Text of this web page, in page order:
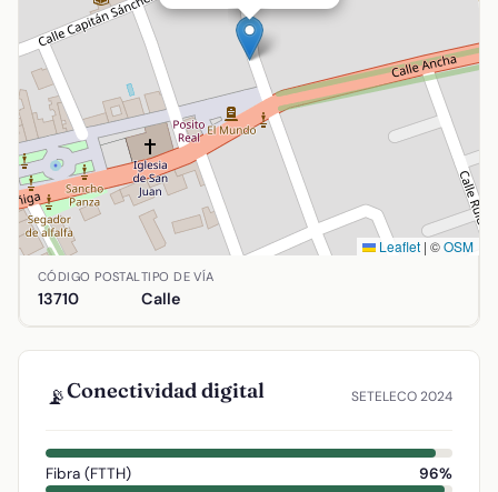
Leaflet | ©OSM
Ubicación de Julio Rico de Sanz en Argamasilla de Alba,
CÓDIGO POSTAL
13710
TIPO DE VÍA
Calle
📡Conectividad digital SETELECO 2024
Fibra (FTTH)
96%